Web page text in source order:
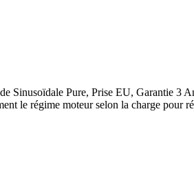
Sinusoïdale Pure, Prise EU, Garantie 3
le régime moteur selon la charge pour